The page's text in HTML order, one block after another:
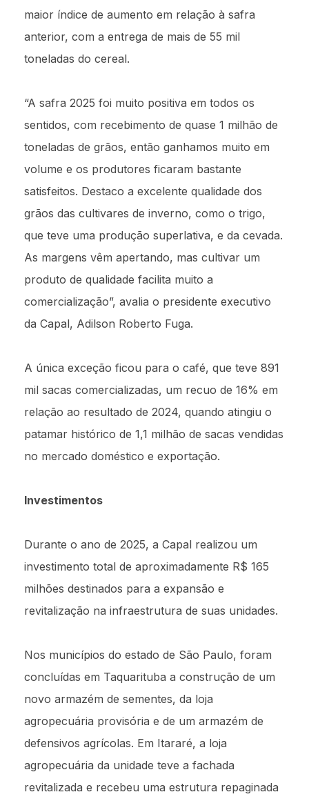
maior índice de aumento em relação à safra
anterior, com a entrega de mais de 55 mil
toneladas do cereal.
“A safra 2025 foi muito positiva em todos os
sentidos, com recebimento de quase 1 milhão de
toneladas de grãos, então ganhamos muito em
volume e os produtores ficaram bastante
satisfeitos. Destaco a excelente qualidade dos
grãos das cultivares de inverno, como o trigo,
que teve uma produção superlativa, e da cevada.
As margens vêm apertando, mas cultivar um
produto de qualidade facilita muito a
comercialização”, avalia o presidente executivo
da Capal, Adilson Roberto Fuga.
A única exceção ficou para o café, que teve 891
mil sacas comercializadas, um recuo de 16% em
relação ao resultado de 2024, quando atingiu o
patamar histórico de 1,1 milhão de sacas vendidas
no mercado doméstico e exportação.
Investimentos
Durante o ano de 2025, a Capal realizou um
investimento total de aproximadamente R$ 165
milhões destinados para a expansão e
revitalização na infraestrutura de suas unidades.
Nos municípios do estado de São Paulo, foram
concluídas em Taquarituba a construção de um
novo armazém de sementes, da loja
agropecuária provisória e de um armazém de
defensivos agrícolas. Em Itararé, a loja
agropecuária da unidade teve a fachada
revitalizada e recebeu uma estrutura repaginada